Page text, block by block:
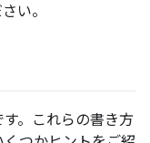
い。
。これらの書き方